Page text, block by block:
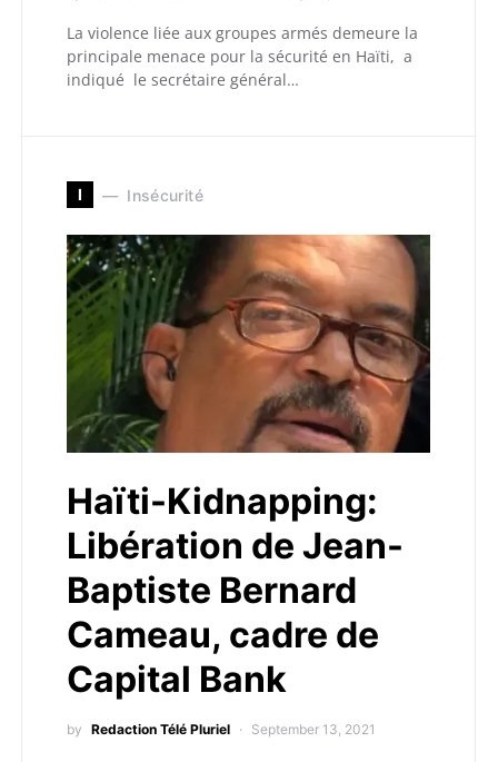
La violence liée aux groupes armés demeure la
principale menace pour la sécurité en Haïti, a
indiqué le secrétaire général…
I Insécurité
Haïti-Kidnapping:
Libération de Jean-
Baptiste Bernard
Cameau, cadre de
Capital Bank
by Redaction Télé Pluriel September 13, 2021